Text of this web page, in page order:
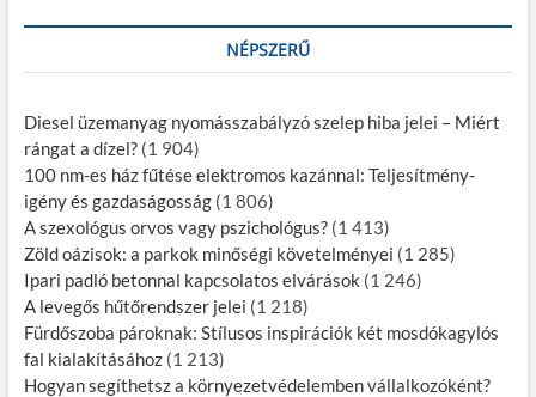
NÉPSZERŰ
Diesel üzemanyag nyomásszabályzó szelep hiba jelei – Miért
rángat a dízel? (1 904)
100 nm-es ház fűtése elektromos kazánnal: Teljesítmény-
igény és gazdaságosság (1 806)
A szexológus orvos vagy pszichológus? (1 413)
Zöld oázisok: a parkok minőségi követelményei (1 285)
Ipari padló betonnal kapcsolatos elvárások (1 246)
A levegős hűtőrendszer jelei (1 218)
Fürdőszoba pároknak: Stílusos inspirációk két mosdókagylós
fal kialakításához (1 213)
Hogyan segíthetsz a környezetvédelemben vállalkozóként?